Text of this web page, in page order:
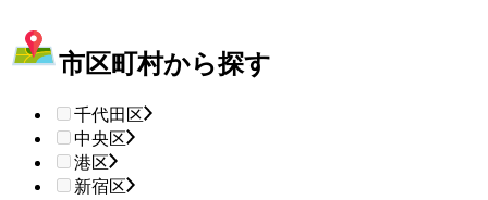
市区町村から探す
千代田区
中央区
港区
新宿区